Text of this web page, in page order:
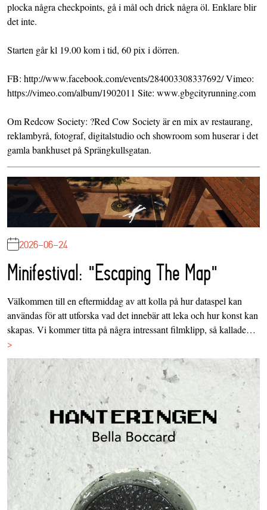
plocka några checkpoints, gå i mål och drick några öl. Enklare blir
det inte.
Starten går kl 19.00 kom i tid, 60 pix i dörren.
FB: http://www.facebook.com/events/284003308337692/ Vimeo:
https://vimeo.com/album/1902011 Site: www.gbgcityrunning.com
Om Redcow Society: ?Red Cow Society är en mix av restaurang,
reklambyrå, fotograf, digitalstudio och showroom som huserar i det
gamla bankhuset på Sprängkullsgatan.
2026-06-24
Minifestival: "Escaping The Map"
Välkommen till en eftermiddag av att kolla på hur dataspel kan
användas för att utforska vad det innebär att leka och hur konst kan
skapas. Vi kommer titta på några intressant filmklipp, så kallade…
>